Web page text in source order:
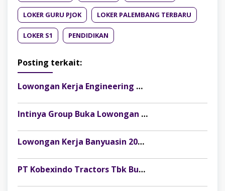
LOKER GURU PJOK LOKER PALEMBANG TERBARU
LOKER S1 PENDIDIKAN
Posting terkait:
Lowongan Kerja Engineering Manager PT Sentosa Welindo Sejahtera Palembang Terbaru 2026
Intinya Group Buka Lowongan Kerja Fotografer Studio dan Koordinator Store Palembang, Simak Kualifikasinya
Lowongan Kerja Banyuasin 2026: PT Evo Manufacturing Indonesia Buka Posisi Admin Warehouse Sparepart and Material Project
PT Kobexindo Tractors Tbk Buka Lowongan Kerja Branch Head Penempatan Palembang, Minimal S1 Semua Jurusan